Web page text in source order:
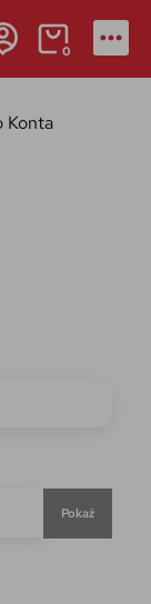
0
Konta
Pokaż